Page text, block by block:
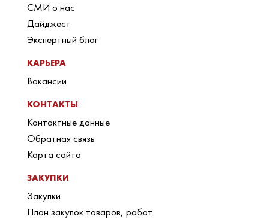
СМИ о нас
Дайджест
Экспертный блог
КАРЬЕРА
Вакансии
КОНТАКТЫ
Контактные данные
Обратная связь
Карта сайта
ЗАКУПКИ
Закупки
План закупок товаров, работ